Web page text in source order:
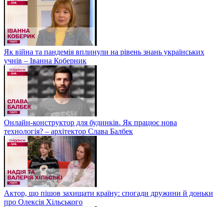
Як війна та пандемія вплинули на рівень знань українських
учнів – Іванна Коберник
Онлайн-конструктор для будинків. Як працює нова
технологія? – архітектор Слава Балбек
Актор, що пішов захищати країну: спогади дружини й доньки
про Олексія Хільського